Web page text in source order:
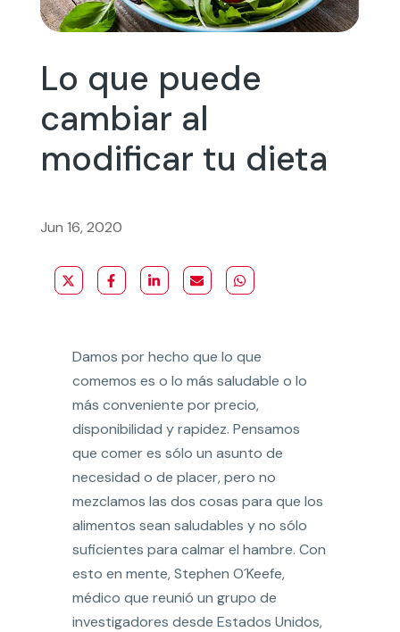
Lo que puede
cambiar al
modificar tu dieta
Jun 16, 2020
Damos por hecho que lo que
comemos es o lo más saludable o lo
más conveniente por precio,
disponibilidad y rapidez. Pensamos
que comer es sólo un asunto de
necesidad o de placer, pero no
mezclamos las dos cosas para que los
alimentos sean saludables y no sólo
suficientes para calmar el hambre. Con
esto en mente, Stephen O´Keefe,
médico que reunió un grupo de
investigadores desde Estados Unidos,